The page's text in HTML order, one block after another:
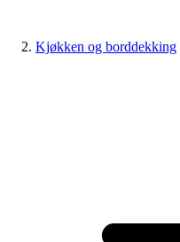
Kjøkken og borddekking